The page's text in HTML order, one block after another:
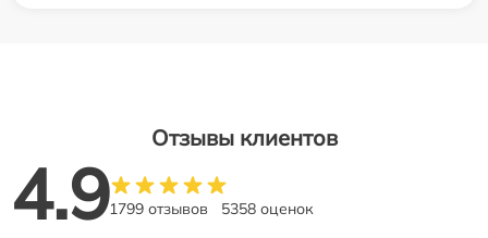
Отзывы клиентов
4.91799 отзывов 5358 оценок